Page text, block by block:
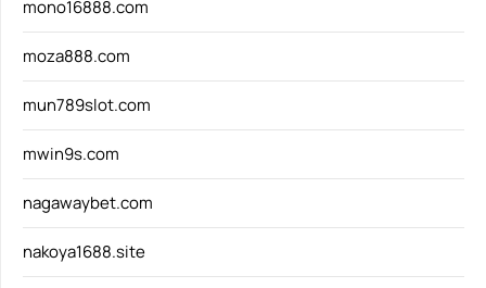
mono16888.com
moza888.com
mun789slot.com
mwin9s.com
nagawaybet.com
nakoya1688.site